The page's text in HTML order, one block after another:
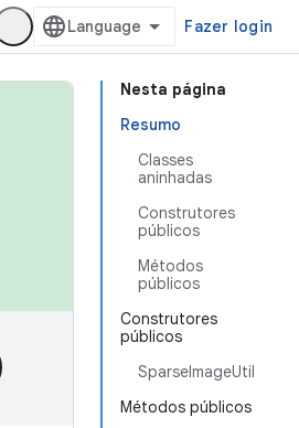
Fazer login
Nesta página
Resumo
Classes
aninhadas
Construtores
públicos
Métodos
públicos
Construtores
públicos
SparseImageUtil
Métodos públicos